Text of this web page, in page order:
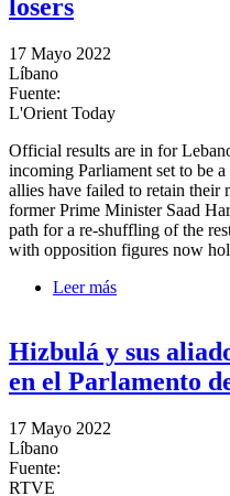
losers
17 Mayo 2022
Líbano
Fuente:
L'Orient Today
Official results are in for
incoming Parliament set to be
allies have failed to retain
former Prime Minister Saad
path for a re-shuffling of the
with opposition figures now
Leer más
Hizbulá y sus
en el Parlamento
17 Mayo 2022
Líbano
Fuente:
RTVE